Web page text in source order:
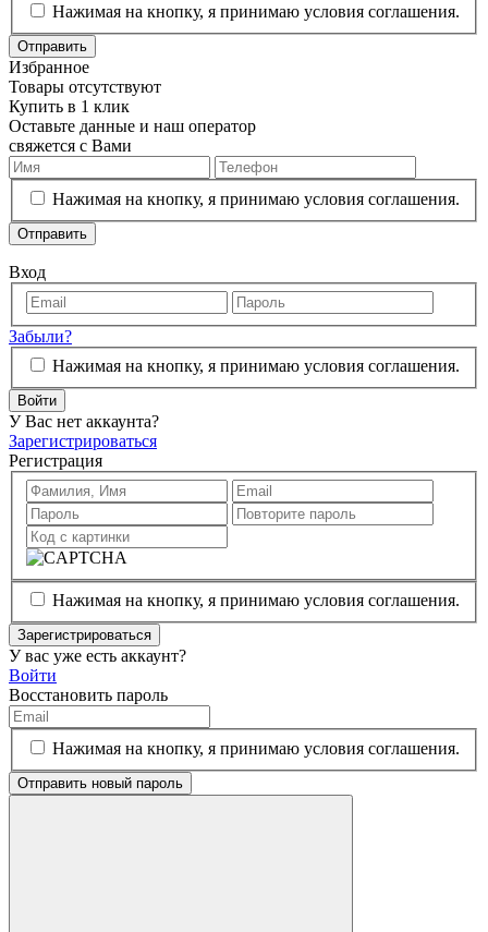
Нажимая на кнопку, я принимаю условия соглашения.
Отправить
Избранное
Товары отсутствуют
Купить в 1 клик
Оставьте данные и наш оператор
свяжется с Вами
Нажимая на кнопку, я принимаю условия соглашения.
Отправить
Вход
Забыли?
Нажимая на кнопку, я принимаю условия соглашения.
Войти
У Вас нет аккаунта?
Зарегистрироваться
Регистрация
Нажимая на кнопку, я принимаю условия соглашения.
Зарегистрироваться
У вас уже есть аккаунт?
Войти
Восстановить пароль
Нажимая на кнопку, я принимаю условия соглашения.
Отправить новый пароль